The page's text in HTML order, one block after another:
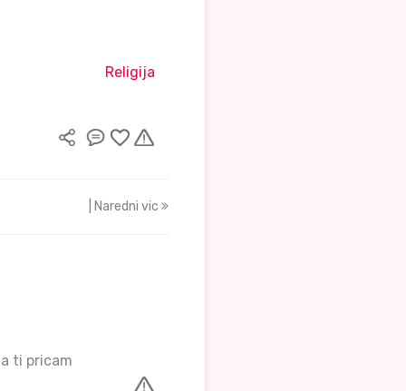
Religija
| Naredni vic
ti pricam